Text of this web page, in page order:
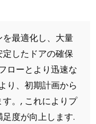
最適化し、大量
したドアの確保
ローとより迅速な
り、初期計画から
。, これによりプ
度が向上します.